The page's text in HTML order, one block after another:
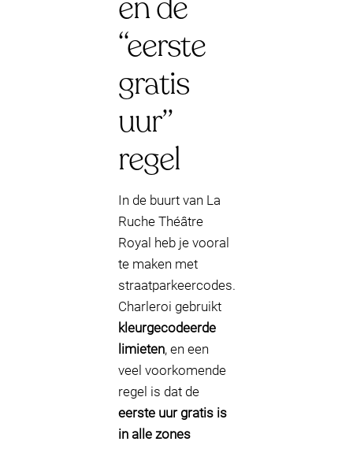
“eerste
gratis
uur”
regel
In de buurt van La
Ruche Théâtre
Royal heb je vooral
te maken met
straatparkeercodes.
Charleroi gebruikt
kleurgecodeerde
limieten, en een
veel voorkomende
regel is dat de
eerste uur gratis is
in alle zones